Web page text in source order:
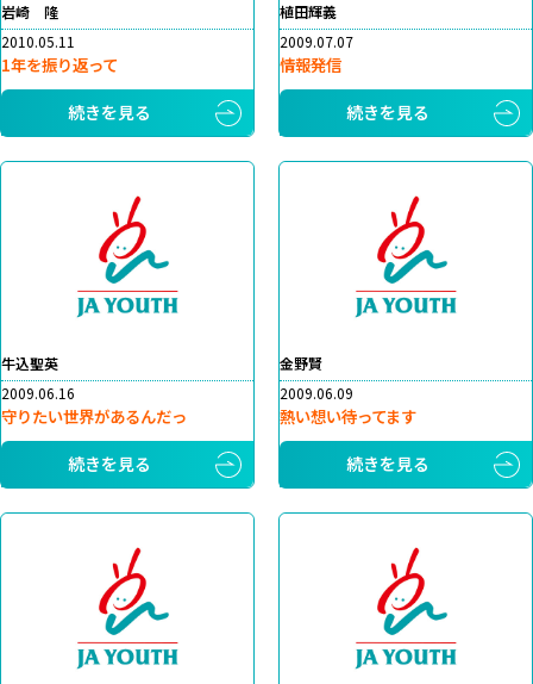
岩崎 隆
2010.05.11
1年を振り返って
続きを見る
植田輝義
2009.07.07
情報発信
続きを見る
牛込聖英
2009.06.16
守りたい世界があるんだっ
続きを見る
金野賢
2009.06.09
熱い想い待ってます
続きを見る